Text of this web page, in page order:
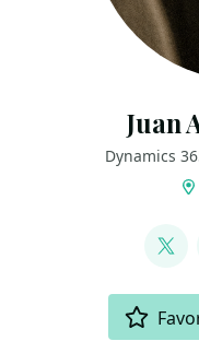
Juan
Dynamics